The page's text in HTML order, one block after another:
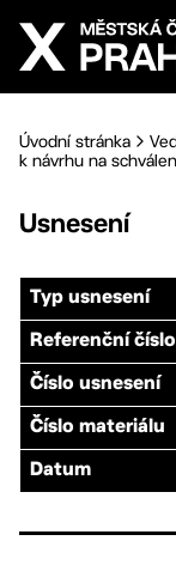
Přejít na hlavní
Úvodní stránka
k návrhu na
Usnesení
Typ usnesení
Referenční číslo
Číslo usnesení
Číslo materiálu
Datum